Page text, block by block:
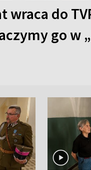
wraca do
go w